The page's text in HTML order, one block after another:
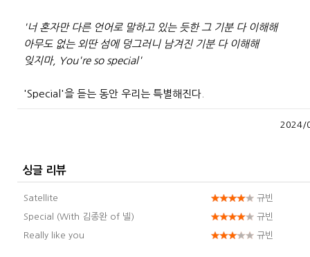
'너 혼자만 다른 언어로 말하고 있는 듯한 그 기분 다 이해해
아무도 없는 외딴 섬에 덩그러니 남겨진 기분 다 이해해
잊지마, You're so special'
'Special'을 듣는 동안 우리는 특별해진다.
2024/
싱글 리뷰
Satellite 규빈
Special (With 김종완 of 넬) 규빈
Really like you 규빈